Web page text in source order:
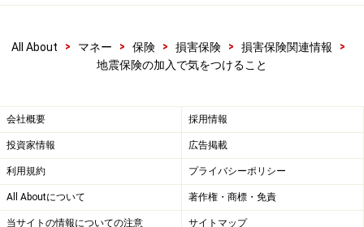
掲載情報の正確性・完全性については十分に配慮しております
が、その内容を保証するものではなく、これに基づく損失・損害
などについて当社は一切の責任を負いません。
All About > マネー > 保険 > 損害保険 > 損害保険関連情報
>
地震保険の加入で気をつけること
会社概要 採用情報
投資家情報 広告掲載
利用規約 プライバシーポリシー
All Aboutについて 著作権・商標・免責
当サイトの情報についての注意 サイトマップ